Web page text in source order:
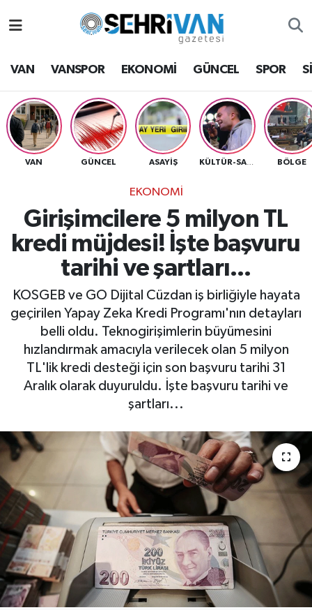
VAN VANSPOR EKONOMİ GÜNCEL SPOR
VAN GÜNCEL ASAYİŞ BÖLGE
EKONOMİ
Girişimcilere 5 milyon TL
kredi müjdesi! İşte başvuru
tarihi ve şartları...
KOSGEB ve GO Dijital Cüzdan iş birliğiyle hayata
geçirilen Yapay Zeka Kredi Programı'nın detayları
belli oldu. Teknogirişimlerin büyümesini
hızlandırmak amacıyla verilecek olan 5 milyon
TL'lik kredi desteği için son başvuru tarihi 31
Aralık olarak duyuruldu. İşte başvuru tarihi ve
şartları...
Van Hava Durumu
VAN Namaz Vakitleri
Van Trafik Yoğunluk Haritası
Süper Lig Puan Durumu ve Fikstür
Tüm Manşetler
Son Dakika Haberleri
Haber Arşivi